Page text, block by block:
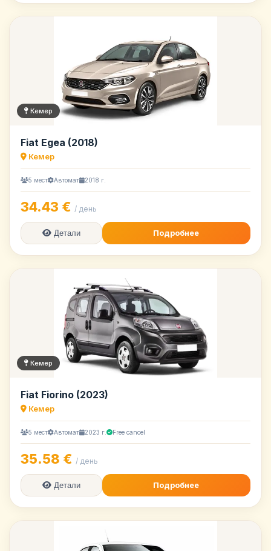
Кемер
Fiat Egea (2018)
Кемер
5 мест Автомат 2018 г.
34.43 € / день
Детали Подробнее
Кемер
Fiat Fiorino (2023)
Кемер
5 мест Автомат 2023 г. Free cancel
35.58 € / день
Детали Подробнее